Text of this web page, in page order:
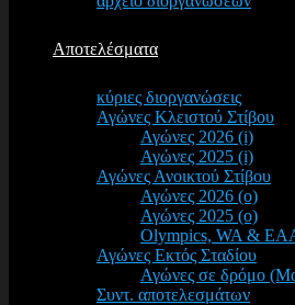
Αποτελέσματα
κύριες διοργανώσεις
Αγώνες Κλειστού Στίβου
Αγώνες 2026 (i)
Αγώνες 2025 (i)
Αγώνες Ανοικτού Στίβου
Αγώνες 2026 (o)
Αγώνες 2025 (o)
Olympics, WA &
Αγώνες Εκτός Σταδίου
Αγώνες σε δρόμο
Συντ. αποτελεσμάτων